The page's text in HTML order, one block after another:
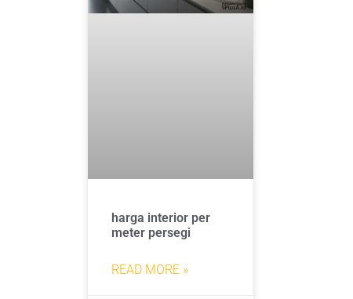
harga interior per
meter persegi
READ MORE »